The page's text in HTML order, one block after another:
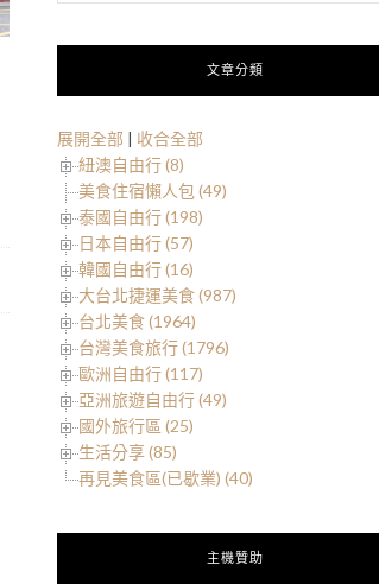
文章分類
展開全部 | 收合全部
紐澳自由行 (8)
美食住宿懶人包 (49)
泰國自由行 (198)
日本自由行 (57)
韓國自由行 (16)
大台北捷運美食 (987)
台北美食 (1964)
台灣美食旅行 (1796)
歐洲自由行 (117)
亞洲旅遊自由行 (49)
國外旅行區 (25)
生活分享 (85)
再見美食區(已歇業) (40)
主機贊助